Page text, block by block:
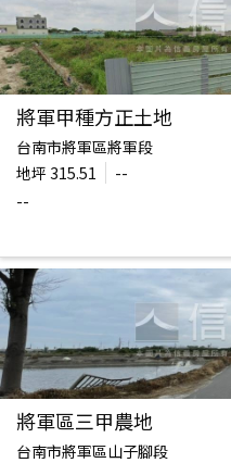
將軍甲種方正土地
台南市將軍區將軍段
地坪 315.51
--
--
將軍區三甲農地
台南市將軍區山子腳段